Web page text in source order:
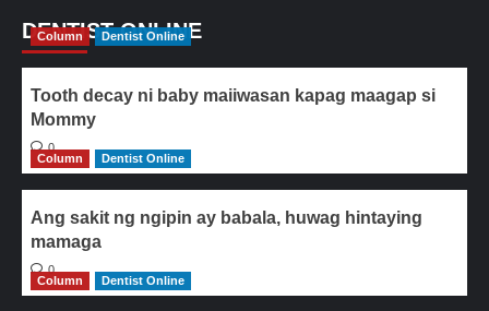
DENTIST ONLINE
Column Dentist Online
Tooth decay ni baby maiiwasan kapag maagap si
Mommy
0
Column
Dentist Online
Ang sakit ng ngipin ay babala, huwag hintaying
mamaga
0
Column
Dentist Online